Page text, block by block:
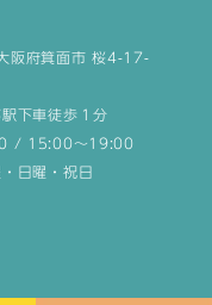
府箕面市 桜4-17-
下車徒歩１分
/ 15:00～19:00
日曜・祝日